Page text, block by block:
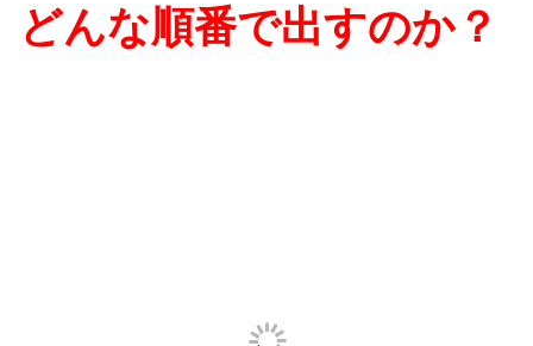
どんな順番で出すのか？